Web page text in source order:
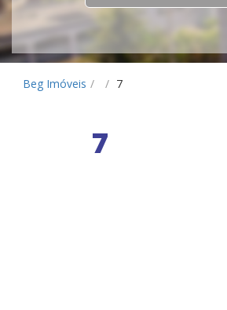
Beg Imóveis / / 7
7